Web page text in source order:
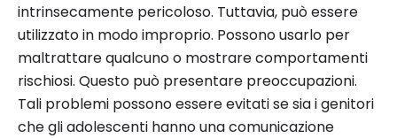
intrinsecamente pericoloso. Tuttavia, può essere
utilizzato in modo improprio. Possono usarlo per
maltrattare qualcuno o mostrare comportamenti
rischiosi. Questo può presentare preoccupazioni.
Tali problemi possono essere evitati se sia i genitori
che gli adolescenti hanno una comunicazione